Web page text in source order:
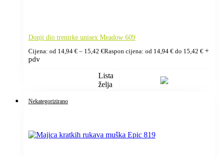
Donji dio trenirke unisex Meadow 609
Cijena: od 14,94 € – 15,42 €Raspon cijena: od 14,94 € do 15,42 € +
pdv
Lista
želja
Nekategorizirano